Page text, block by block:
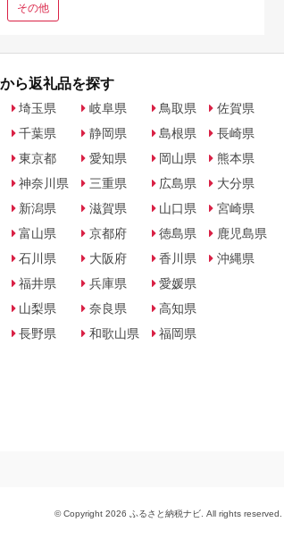
その他
ら返礼品を探す
埼玉県
千葉県
東京都
神奈川県
新潟県
富山県
石川県
福井県
山梨県
長野県
岐阜県
静岡県
愛知県
三重県
滋賀県
京都府
大阪府
兵庫県
奈良県
和歌山県
鳥取県
島根県
岡山県
広島県
山口県
徳島県
香川県
愛媛県
高知県
福岡県
佐賀県
長崎県
熊本県
大分県
宮崎県
鹿児島県
沖縄県
© Copyright 2026 ふるさと納税ナビ. All rights reserved.